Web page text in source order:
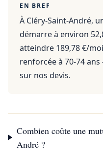
EN BREF
À Cléry-Saint-André,
démarre à environ
atteindre 189,78 €/
renforcée à 70-74
sur nos devis.
Combien coûte une
André ?